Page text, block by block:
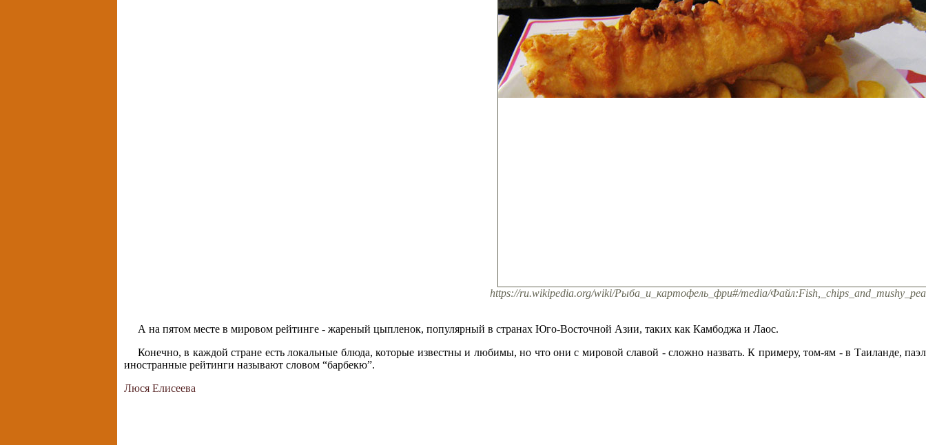
https://ru.wikipedia.org/wiki/Рыба_и_картофель_фри#/media/
А на пятом месте в мировом рейтинге - жареный цыпленок, популярный в странах Юго-Восточной Азии, таких как Камбоджа и Лаос.
Конечно, в каждой стране есть локальные блюда, которые известны и любимы, но что они с мировой славой - сложно назвать. К примеру, том-ям - в Таиланде,
иностранные рейтинги называют словом “барбекю”.
Люся Елисеева